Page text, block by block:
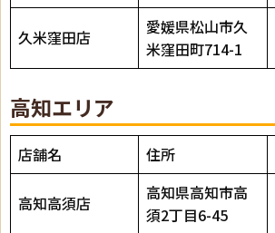
久米窪田店
愛媛県松山市久
米窪田町714-1
高知エリア
店舗名 住所
高知高須店
高知県高知市高
須2丁目6-45